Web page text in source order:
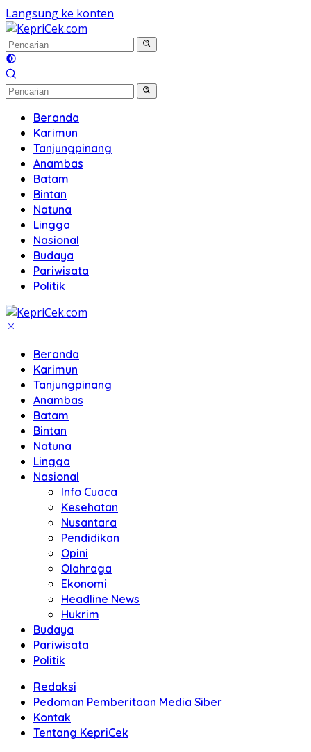
Langsung ke konten
Beranda
Karimun
Tanjungpinang
Anambas
Batam
Bintan
Natuna
Lingga
Nasional
Budaya
Pariwisata
Politik
Beranda
Karimun
Tanjungpinang
Anambas
Batam
Bintan
Natuna
Lingga
Nasional
Info Cuaca
Kesehatan
Nusantara
Pendidikan
Opini
Olahraga
Ekonomi
Headline News
Hukrim
Budaya
Pariwisata
Politik
Redaksi
Pedoman Pemberitaan Media Siber
Kontak
Tentang KepriCek